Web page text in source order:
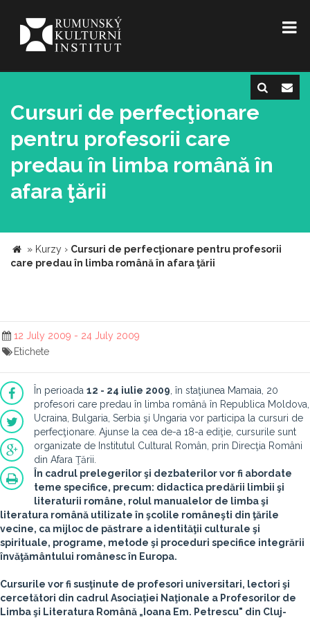
Cursuri de perfecţionare
pentru profesorii care
predau în limba română în
afara ţării
» Kurzy › Cursuri de perfecţionare pentru profesorii
care predau în limba română în afara ţării
12 July 2009 - 24 July 2009
Etichete
În perioada 12 - 24 iulie 2009 , în staţiunea Mamaia, 20
profesori care predau în limba română în Republica Moldova,
Ucraina, Bulgaria, Serbia şi Ungaria vor participa la cursuri de
perfecţionare. Ajunse la cea de-a 18-a ediţie, cursurile sunt
organizate de Institutul Cultural Român, prin Direcţia Români
din Afara Ţării.
În cadrul prelegerilor şi dezbaterilor vor fi abordate
teme specifice, precum: didactica predării limbii şi
literaturii române, rolul manualelor de limba şi
literatura română utilizate în şcolile româneşti din ţările
vecine, ca mijloc de păstrare a identităţii culturale şi
spirituale, programe, metode şi proceduri specifice integrării
învăţământului românesc în Europa.
Cursurile vor fi susţinute de profesori universitari, lectori şi
cercetători din cadrul Asociaţiei Naţionale a Profesorilor de
Limba şi Literatura Română „Ioana Em. Petrescu" din Cluj-